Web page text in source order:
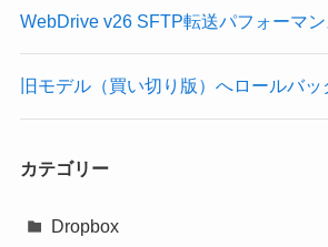
WebDrive v26 SFTP転送パフォーマ
旧モデル（買い切り版）へロールバ
カテゴリー
Dropbox